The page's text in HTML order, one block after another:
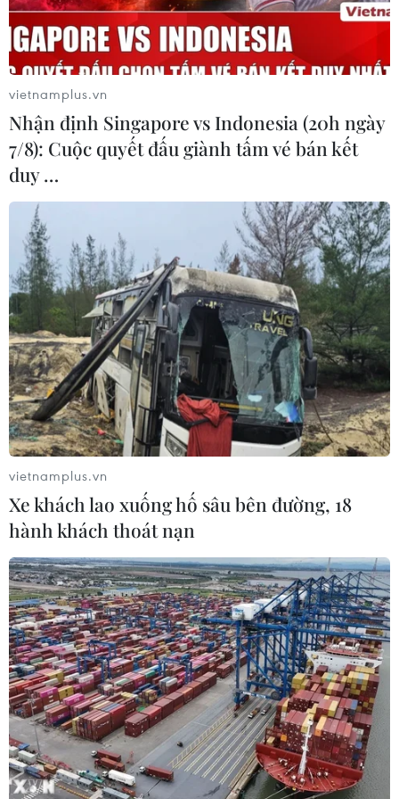
Huấn luyện viên Soobin Hoàng Sơn. (Ảnh: BTC)
(Vietnam+)
vietnamplus.vn
Nhận định Singapore vs Indonesia (20h ngày
7/8): Cuộc quyết đấu giành tấm vé bán kết
duy …
vietnamplus.vn
Xe khách lao xuống hố sâu bên đường, 18
hành khách thoát nạn